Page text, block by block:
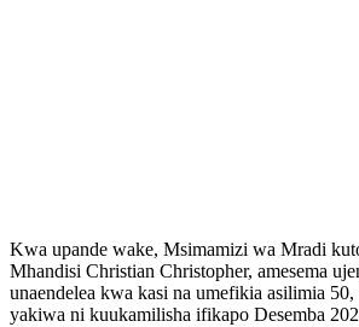
Kwa upande wake, Msimamizi wa Mradi
Mhandisi Christian Christopher, amesema
unaendelea kwa kasi na umefikia asilimia
yakiwa ni kuukamilisha ifikapo Desemba